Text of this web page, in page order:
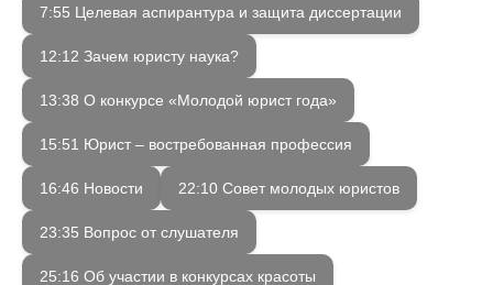
7:55 Целевая аспирантура и защита диссертации
12:12 Зачем юристу наука?
13:38 О конкурсе «Молодой юрист года»
15:51 Юрист – востребованная профессия
16:46 Новости 22:10 Совет молодых юристов
23:35 Вопрос от слушателя
25:16 Об участии в конкурсах красоты